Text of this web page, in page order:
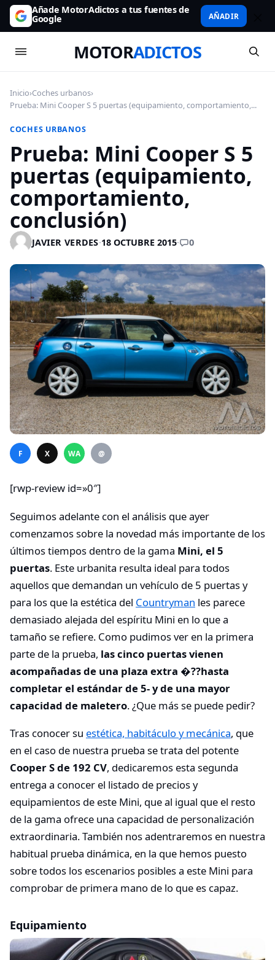
Añade MotorAdictos a tus fuentes de
Google AÑADIR
MOTORADICTOS
Inicio›Coches urbanos›
Prueba: Mini Cooper S 5 puertas (equipamiento, comportamiento,...
COCHES URBANOS
Prueba: Mini Cooper S 5
puertas (equipamiento,
comportamiento,
conclusión)
JAVIER VERDES·18 OCTUBRE 2015· 0
F X WA @
[rwp-review id=»0″]
Seguimos adelante con el análisis que ayer
comenzamos sobre la novedad más importante de los
últimos tiempos dentro de la gama Mini, el 5
puertas. Este urbanita resulta ideal para todos
aquellos que demandan un vehículo de 5 puertas y
para los que la estética del Countryman les parece
demasiado alejada del espíritu Mini en lo que a
tamaño se refiere. Como pudimos ver en la primera
parte de la prueba, las cinco puertas vienen
acompañadas de una plaza extra �??hasta
completar el estándar de 5- y de una mayor
capacidad de maletero. ¿Que más se puede pedir?
Tras conocer su estética, habitáculo y mecánica, que
en el caso de nuestra prueba se trata del potente
Cooper S de 192 CV, dedicaremos esta segunda
entrega a conocer el listado de precios y
equipamientos de este Mini, que al igual que el resto
de la gama ofrece una capacidad de personalización
extraordinaria. También nos adentraremos en nuestra
habitual prueba dinámica, en la que hemos puesto
sobre todos los escenarios posibles a este Mini para
comprobar de primera mano de lo que es capaz.
Equipamiento